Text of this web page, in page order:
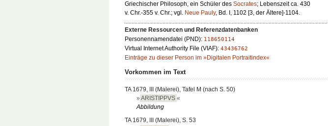
Griechischer Philosoph, ein Schüler des Socrates; Lebenszeit ca. 430
v. Chr.-355 v. Chr.; vgl. Neue Pauly, Bd. I, 1102 [3, der Ältere]-1104.
Externe Ressourcen und Referenzdatenbanken
Personennamendatei (PND): 118650114
Virtual Internet Authority File (VIAF): 43436762
Einträge zu dieser Person im »Digitalen Portraitindex«
Vorkommen im Text
TA 1679, III (Malerei), Tafel M (nach S. 50)
» ARISTIPPVS «
Abbildung
TA 1679, III (Malerei), S. 53